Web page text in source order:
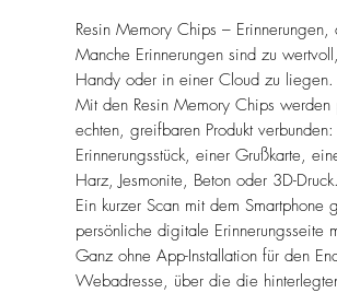
Resin Memory Chips –
Manche Erinnerungen sind zu
Handy oder in einer Cloud zu liegen.
Mit den Resin Memory Chips
echten, greifbaren Produkt
Erinnerungsstück, einer Grußkarte,
Harz, Jesmonite, Beton oder 3D-Druck.
Ein kurzer Scan mit dem
persönliche digitale Erinnerungsseite
Ganz ohne App-Installation für den
Webadresse, über die die